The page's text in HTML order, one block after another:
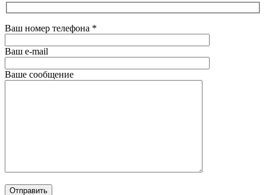
Ваш номер телефона *
Ваш e-mail
Ваше сообщение